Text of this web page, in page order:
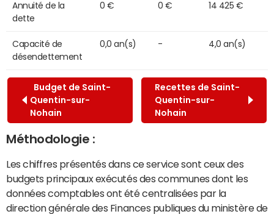
Annuité de la
dette
0 € 0 € 14 425 €
Capacité de
désendettement
0,0 an(s) - 4,0 an(s)
Budget de Saint-
Quentin-sur-
Nohain
Recettes de Saint-
Quentin-sur-
Nohain
Méthodologie :
Les chiffres présentés dans ce service sont ceux des
budgets principaux exécutés des communes dont les
données comptables ont été centralisées par la
direction générale des Finances publiques du ministère de